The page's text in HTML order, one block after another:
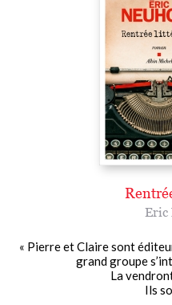
Eric
« Pierre et Claire sont
grand groupe
La
Ils